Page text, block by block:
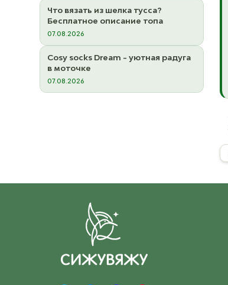
Что вязать из шелка тусса?
Бесплатное описание топа
07.08.2026
Cosy socks Dream - уютная радуга
в моточке
07.08.2026